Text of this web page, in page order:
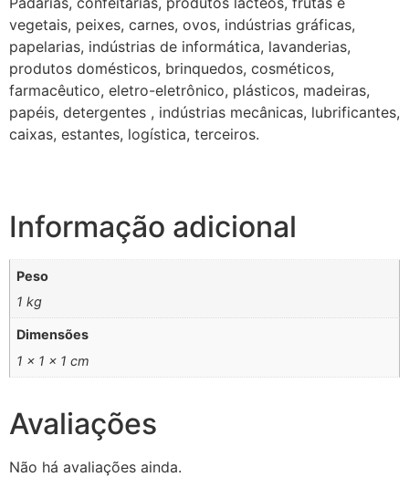
vegetais, peixes, carnes, ovos, indústrias gráficas,
papelarias, indústrias de informática, lavanderias,
produtos domésticos, brinquedos, cosméticos,
farmacêutico, eletro-eletrônico, plásticos, madeiras,
papéis, detergentes , indústrias mecânicas, lubrificantes,
caixas, estantes, logística, terceiros.
Informação adicional
Peso
1 kg
Dimensões
1 × 1 × 1 cm
Avaliações
Não há avaliações ainda.